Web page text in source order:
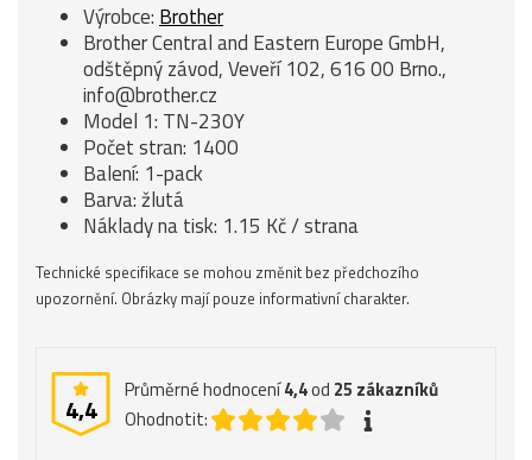
Výrobce: Brother
Brother Central and Eastern Europe GmbH,
odštěpný závod, Veveří 102, 616 00 Brno.,
info@brother.cz
Model 1: TN-230Y
Počet stran: 1400
Balení: 1-pack
Barva: žlutá
Náklady na tisk: 1.15 Kč / strana
Technické specifikace se mohou změnit bez předchozího
upozornění. Obrázky mají pouze informativní charakter.
4,4
Průměrné hodnocení4,4od 25 zákazníků
Ohodnotit: